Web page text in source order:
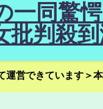
一同驚
批判殺
営できています＞